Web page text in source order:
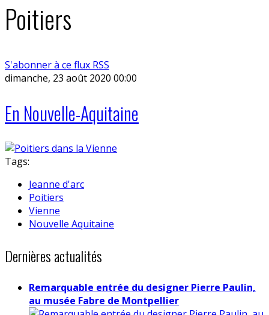
Poitiers
S'abonner à ce flux RSS
dimanche, 23 août 2020 00:00
En Nouvelle-Aquitaine
Tags:
Jeanne d'arc
Poitiers
Vienne
Nouvelle Aquitaine
Dernières actualités
Remarquable entrée du designer Pierre Paulin,
au musée Fabre de Montpellier